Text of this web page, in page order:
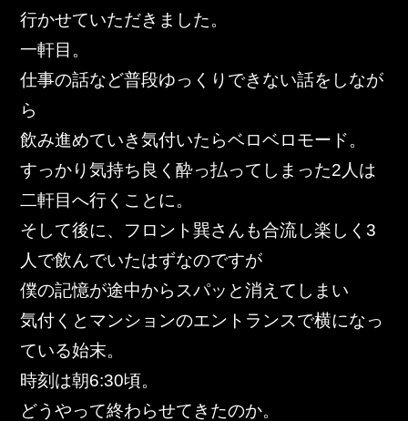
東邦グループからのお知らせ
東邦コラム
お問い合わせ
TOHO PARTS ORDERING SYSTEM
YouTube
行かせていただきました。
一軒目。
仕事の話など普段ゆっくりできない話をしなが
ら
飲み進めていき気付いたらベロベロモード。
すっかり気持ち良く酔っ払ってしまった2人は
二軒目へ行くことに。
そして後に、フロント巽さんも合流し楽しく3
人で飲んでいたはずなのですが
僕の記憶が途中からスパッと消えてしまい
気付くとマンションのエントランスで横になっ
ている始末。
時刻は朝6:30頃。
どうやって終わらせてきたのか。